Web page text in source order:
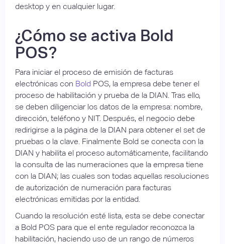
desktop y en cualquier lugar.
¿Cómo se activa Bold
POS?
Para iniciar el proceso de emisión de facturas
electrónicas con Bold POS, la empresa debe tener el
proceso de habilitación y prueba de la DIAN. Tras ello,
se deben diligenciar los datos de la empresa: nombre,
dirección, teléfono y NIT. Después, el negocio debe
redirigirse a la página de la DIAN para obtener el set de
pruebas o la clave. Finalmente Bold se conecta con la
DIAN y habilita el proceso automáticamente, facilitando
la consulta de las numeraciones que la empresa tiene
con la DIAN; las cuales son todas aquellas resoluciones
de autorización de numeración para facturas
electrónicas emitidas por la entidad.
Cuando la resolución esté lista, esta se debe conectar
a Bold POS para que el ente regulador reconozca la
habilitación, haciendo uso de un rango de números